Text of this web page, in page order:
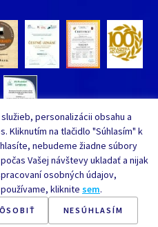
personalizácii obsahu a
Kliknutím na tlačidlo "Súhlasím" k
nebudeme žiadne súbory
Vašej návštevy ukladať a nijak
osobných údajov,
kliknite sem.
NESÚHLASÍM